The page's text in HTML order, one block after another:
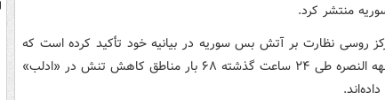
منتشر کرد.
روسی نظارت بر آتش بس سوریه در بیانیه خود تأکید کرده است که
تروریست‌های تکفیری جبهه النصره طی ۲۴ ساعت گذشته ۶۸ بار مناطق کاهش تنش در «ادلب»